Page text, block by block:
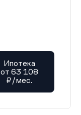
Ипотека
от 63 108
₽/мес.